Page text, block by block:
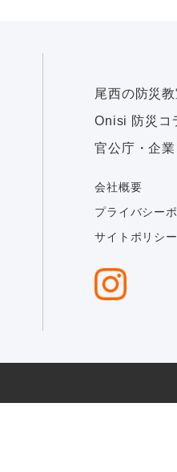
尾西の防災教
Onisi 防災コ
官公庁・企
会社概要
プライバシー
サイトポリシー